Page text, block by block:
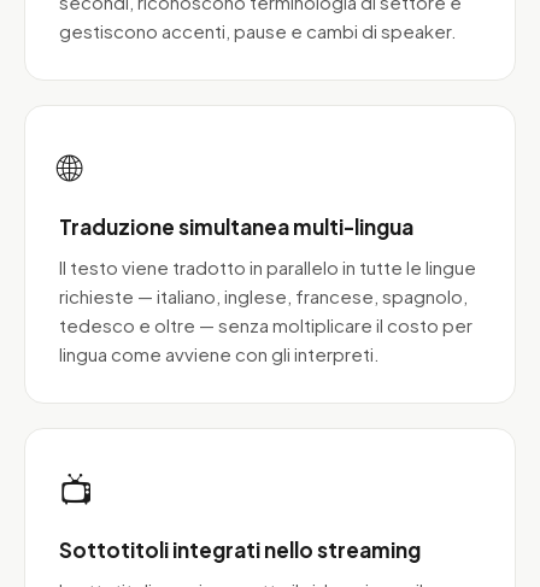
gestiscono accenti, pause e cambi di speaker.
🌐
Traduzione simultanea multi-lingua
Il testo viene tradotto in parallelo in tutte le lingue
richieste — italiano, inglese, francese, spagnolo,
tedesco e oltre — senza moltiplicare il costo per
lingua come avviene con gli interpreti.
📺
Sottotitoli integrati nello streaming